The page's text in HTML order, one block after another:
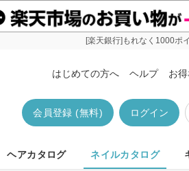
[楽天銀行]もれなく1000ポ
はじめての方へ ヘルプ お
ログイン
会員登録 (無料)
ヘアカタログ ネイルカタログ